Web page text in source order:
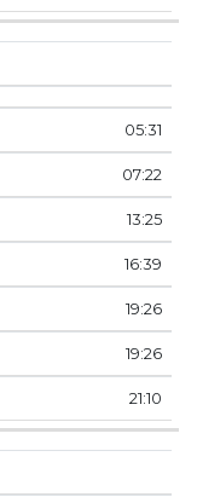
05:31
07:22
13:25
16:39
19:26
19:26
21:10